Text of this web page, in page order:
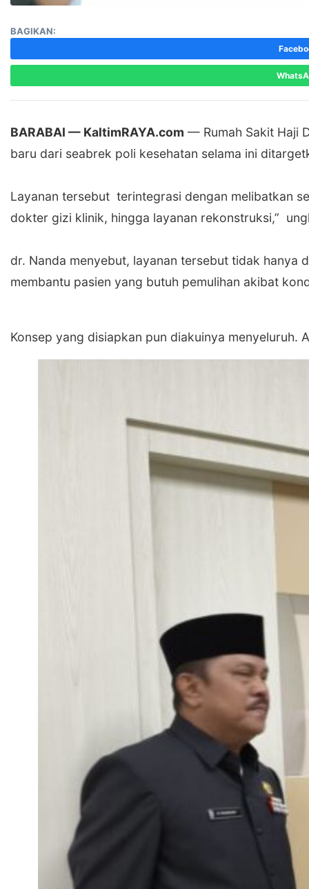
BAGIKAN:
BARABAI — KaltimRAYA.com — Rumah Sakit Haji
baru dari seabrek poli kesehatan selama ini
‎Layanan tersebut terintegrasi dengan melibatkan
dokter gizi klinik, hingga layanan rekonstruksi,”
‎dr. Nanda menyebut, layanan tersebut tidak hanya
membantu pasien yang butuh pemulihan akibat
‎Konsep yang disiapkan pun diakuinya menyeluruh.